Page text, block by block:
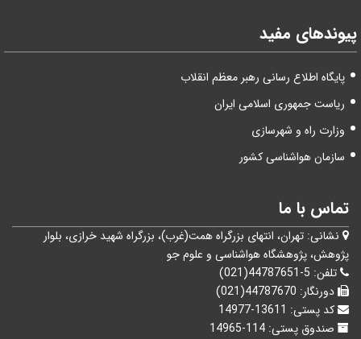
پیوندهای مفید
پایگاه اطلاع رسانی رهبر معظم انقلاب
ریاست جمهوری اسلامی ایران
وزارت راه و شهرسازی
سازمان هواشناسی کشور
تماس با ما
نشانی: تهران، انتهای بزرگراه همت(غرب)، بزرگراه شهيد خرازی، بلوار
پژوهش، پژوهشگاه هواشناسی و علوم جو
تلفن: 5-44787651(021)
دورنگار: 44787670(021)
کد پستی: 13611-14977
صندوق پستی: 114-14965